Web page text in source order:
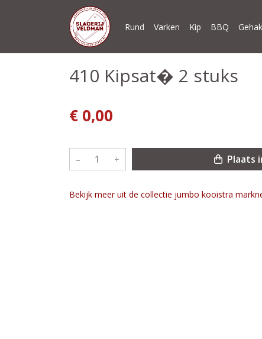
Rund Varken Kip BBQ
410 Kipsat� 2 stuks
€ 0,00
– + Plaats
Bekijk meer uit de collectie jumbo kooistra